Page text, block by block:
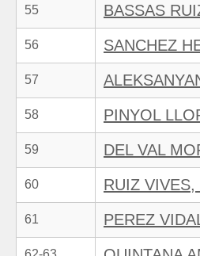
55 BASSAS
56 SANCHEZ
57
58 PINYOL
59 DEL VAL
60 RUIZ VIVES,
61 PEREZ